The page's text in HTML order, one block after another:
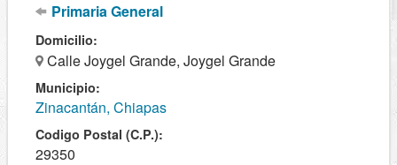
Primaria General
Domicilio:
Calle Joygel Grande, Joygel Grande
Municipio:
Zinacantán, Chiapas
Codigo Postal (C.P.):
29350